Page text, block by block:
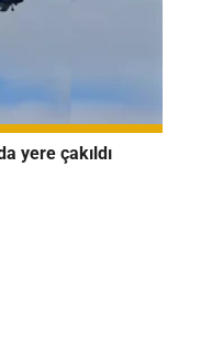
yere çakıldı